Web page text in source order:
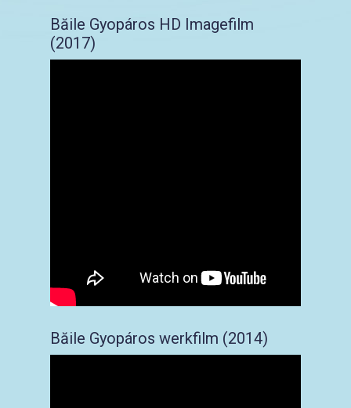
Băile Gyopáros HD Imagefilm
(2017)
Băile Gyopáros werkfilm (2014)